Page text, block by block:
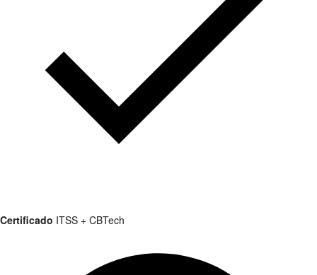
Certificado ITSS + CBTech